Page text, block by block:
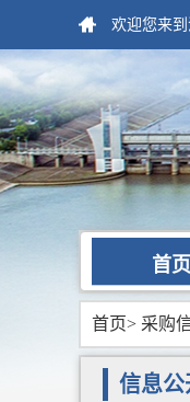
欢迎您来到
首页
首页> 采购
信息公